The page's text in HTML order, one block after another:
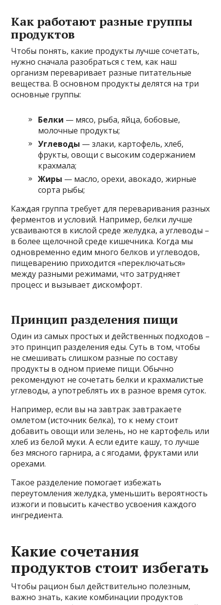
Как работают разные группы
продуктов
Чтобы понять, какие продукты лучше сочетать,
нужно сначала разобраться с тем, как наш
организм переваривает разные питательные
вещества. В основном продукты делятся на три
основные группы:
Белки — мясо, рыба, яйца, бобовые,
молочные продукты;
Углеводы — злаки, картофель, хлеб,
фрукты, овощи с высоким содержанием
крахмала;
Жиры — масло, орехи, авокадо, жирные
сорта рыбы;
Каждая группа требует для переваривания разных
ферментов и условий. Например, белки лучше
усваиваются в кислой среде желудка, а углеводы –
в более щелочной среде кишечника. Когда мы
одновременно едим много белков и углеводов,
пищеварению приходится «переключаться»
между разными режимами, что затрудняет
процесс и вызывает дискомфорт.
Принцип разделения пищи
Один из самых простых и действенных подходов –
это принцип разделения еды. Суть в том, чтобы
не смешивать слишком разные по составу
продукты в одном приеме пищи. Обычно
рекомендуют не сочетать белки и крахмалистые
углеводы, а употреблять их в разное время суток.
Например, если вы на завтрак завтракаете
омлетом (источник белка), то к нему стоит
добавить овощи или зелень, но не картофель или
хлеб из белой муки. А если едите кашу, то лучше
без мясного гарнира, а с ягодами, фруктами или
орехами.
Такое разделение помогает избежать
переутомления желудка, уменьшить вероятность
изжоги и повысить качество усвоения каждого
ингредиента.
Какие сочетания
продуктов стоит избегать
Чтобы рацион был действительно полезным,
важно знать, какие комбинации продуктов